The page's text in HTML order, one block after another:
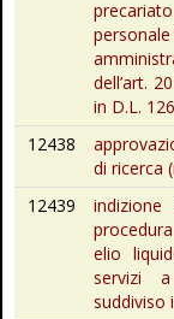
dell’art.
in D.L.
12438
di ricerca
12439
elio
servizi
suddiviso